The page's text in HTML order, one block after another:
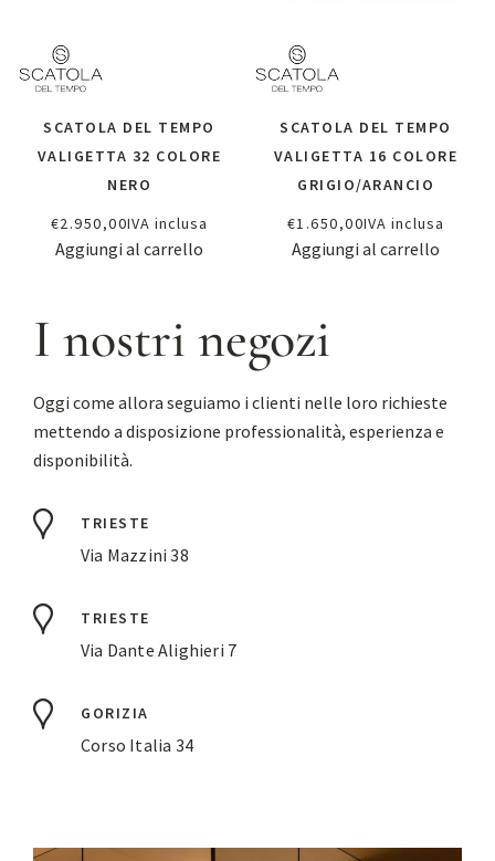
SCATOLA DEL TEMPO
VALIGETTA 32 COLORE
NERO
€2.950,00IVA inclusa
Aggiungi al carrello
SCATOLA DEL TEMPO
VALIGETTA 16 COLORE
GRIGIO/ARANCIO
€1.650,00IVA inclusa
Aggiungi al carrello
I nostri negozi
Oggi come allora seguiamo i clienti nelle loro richieste
mettendo a disposizione professionalità, esperienza e
disponibilità.
TRIESTE
Via Mazzini 38
TRIESTE
Via Dante Alighieri 7
GORIZIA
Corso Italia 34